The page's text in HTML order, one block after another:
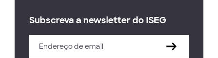
Subscreva a newsletter do ISEG